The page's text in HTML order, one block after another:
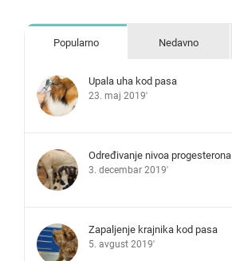
Popularno Nedavno
Upala uha kod pasa
23. maj 2019'
Određivanje nivoa progesterona
3. decembar 2019'
Zapaljenje krajnika kod pasa
5. avgust 2019'